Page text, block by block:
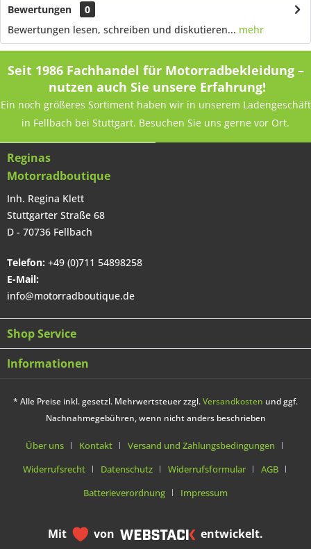
Bewertungen
0
Bewertungen lesen, schreiben und diskutieren... mehr
Seit 1986 Fachhandel für Motorradbekleidung –
nutzen auch Sie unsere Erfahrung!
Ein noch größeres Sortiment haben wir in unserem Ladengeschäft
in Fellbach bei Stuttgart. Besuchen Sie uns gerne vor Ort.
Reginas
Motorradboutique
Inh. Regina Klett
Stuttgarter Straße 68
D - 70736 Fellbach
Telefon: +49 (0)711 54898258
E-Mail:
info@motorradboutique.de
Shop Service
Informationen
* Alle Preise inkl. gesetzl. Mehrwertsteuer zzgl.Versandkosten und ggf.
Nachnahmegebühren, wenn nicht anders beschrieben
Über uns Kontakt
Versand und Zahlungsbedingungen
Widerrufsrecht
Datenschutz Widerrufsformular
AGB
Batterieverordnung
Impressum
Mit von entwickelt.